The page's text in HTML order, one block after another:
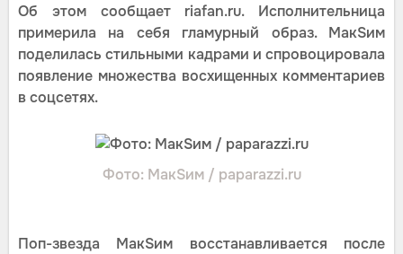
Об этом сообщает riafan.ru. Исполнительница
примерила на себя гламурный образ. МакSим
поделилась стильными кадрами и спровоцировала
появление множества восхищенных комментариев
в соцсетях.
Фото: МакSим / paparazzi.ru
Поп-звезда МакSим восстанавливается после